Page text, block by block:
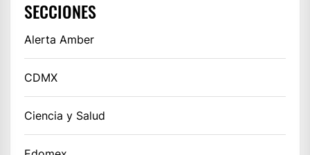
SECCIONES
Alerta Amber
CDMX
Ciencia y Salud